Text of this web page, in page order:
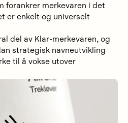
forankrer merkevaren i det
er enkelt og universelt
del av Klar-merkevaren, og
strategisk navneutvikling
til å vokse utover